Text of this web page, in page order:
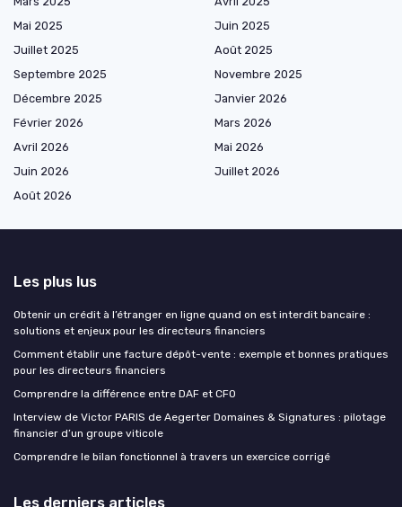
Mai 2025
Juin 2025
Juillet 2025
Août 2025
Septembre 2025
Novembre 2025
Décembre 2025
Janvier 2026
Février 2026
Mars 2026
Avril 2026
Mai 2026
Juin 2026
Juillet 2026
Août 2026
Les plus lus
Obtenir un crédit à l’étranger en ligne quand on est interdit bancaire :
solutions et enjeux pour les directeurs financiers
Comment établir une facture dépôt-vente : exemple et bonnes pratiques
pour les directeurs financiers
Comprendre la différence entre DAF et CFO
Interview de Victor PARIS de Aegerter Domaines & Signatures : pilotage
financier d’un groupe viticole
Comprendre le bilan fonctionnel à travers un exercice corrigé
Les derniers articles